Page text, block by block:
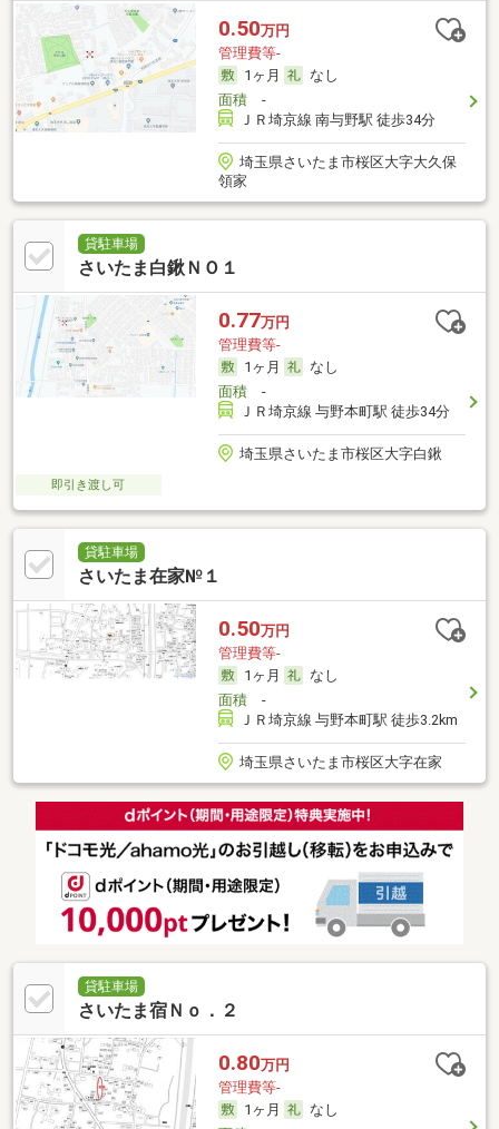
0.50万円
管理費等-
1ヶ月
なし
面積-
ＪＲ埼京線 南与野駅 徒歩34分
埼玉県さいたま市桜区大字大久保
領家
貸駐車場
さいたま白鍬ＮＯ１
0.77万円
管理費等-
1ヶ月
なし
面積-
ＪＲ埼京線 与野本町駅 徒歩34分
埼玉県さいたま市桜区大字白鍬
即引き渡し可
貸駐車場
さいたま在家№１
0.50万円
管理費等-
1ヶ月
なし
面積-
ＪＲ埼京線 与野本町駅 徒歩3.2km
埼玉県さいたま市桜区大字在家
貸駐車場
さいたま宿Ｎｏ．２
0.80万円
管理費等-
1ヶ月
なし